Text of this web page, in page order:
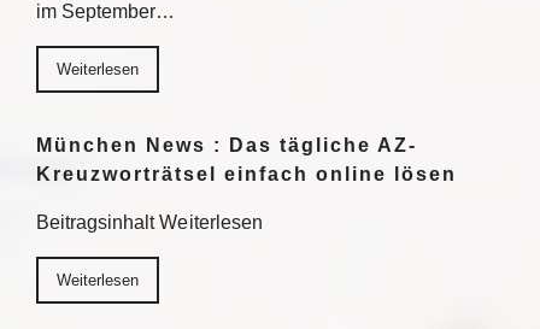
im September…
Weiterlesen
München News : Das tägliche AZ-
Kreuzworträtsel einfach online lösen
Beitragsinhalt Weiterlesen
Weiterlesen